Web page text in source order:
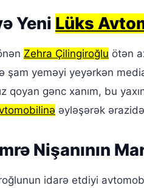
Yeni Lüks
Zehra Çilingiroğlu ötən
şam yeməyi yeyərkən
qoyan gənc xanım, bu
əyləşərək
Nişanının
idarə etdiyi